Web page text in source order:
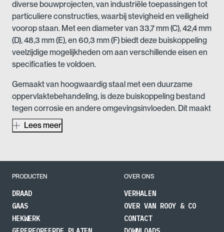
diverse bouwprojecten, van industriële toepassingen tot
particuliere constructies, waarbij stevigheid en veiligheid
voorop staan. Met een diameter van 33,7 mm (C), 42,4 mm
(D), 48,3 mm (E), en 60,3 mm (F) biedt deze buiskoppeling
veelzijdige mogelijkheden om aan verschillende eisen en
specificaties te voldoen.
Gemaakt van hoogwaardig staal met een duurzame
oppervlaktebehandeling, is deze buiskoppeling bestand
tegen corrosie en andere omgevingsinvloeden. Dit maakt
het product ideaal voor zowel binnen- als
buitentoepassingen, waar het langdurige prestaties kan
de agrarische sector en industriële omgevingen. De
buiskoppeling is niet alleen functioneel, maar ook
eenvoudig te installeren, wat bijdraagt aan een efficiënte
projectuitvoering.
Lees meer
PRODUCTEN
DRAAD
GAAS
HEKWERK
OVER ONS
VERHALEN
OVER VAN ROOY & CO
CONTACT